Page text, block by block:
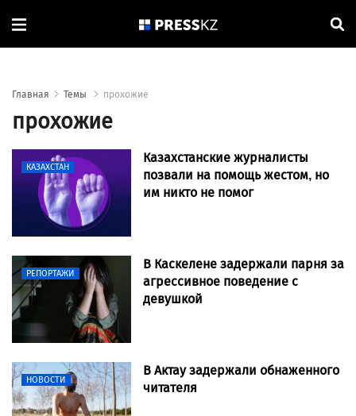
Главная Темы прохожие
прохожие
КАЗАХСТАН
Казахстанские журналисты
позвали на помощь жестом, но
им никто не помог
РЕПОРТАЖИ
В Каскелене задержали парня за
агрессивное поведение с
девушкой
НОВОСТИ
В Актау задержали обнаженного
читателя